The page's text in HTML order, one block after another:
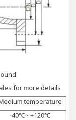
for more details
temperature
-40℃~ +120℃